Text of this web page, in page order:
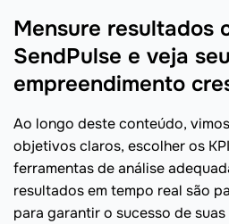
Mensure resultados
SendPulse e veja seu
empreendimento
Ao longo deste conteúdo,
objetivos claros, escolher os
ferramentas de análise
resultados em tempo real são
para garantir o sucesso de